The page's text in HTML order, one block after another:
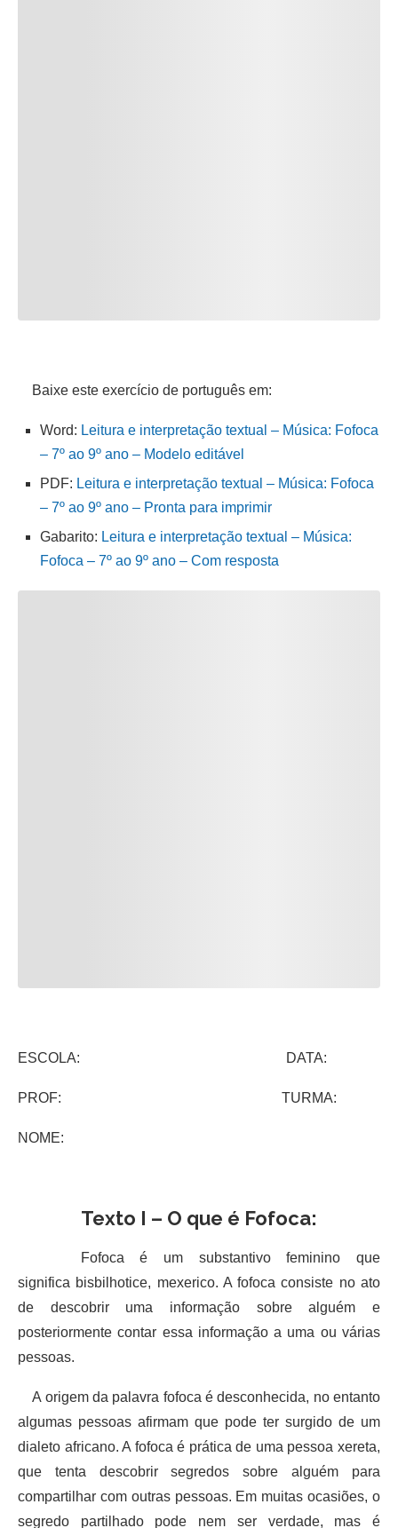
Baixe este exercício de português em:
Word: Leitura e interpretação textual – Música: Fofoca
– 7º ao 9º ano – Modelo editável
PDF: Leitura e interpretação textual – Música: Fofoca
– 7º ao 9º ano – Pronta para imprimir
Gabarito: Leitura e interpretação textual – Música:
Fofoca – 7º ao 9º ano – Com resposta
ESCOLA: DATA:
PROF: TURMA:
NOME:
Texto I – O que é Fofoca:
Fofoca é um substantivo feminino que
significa bisbilhotice, mexerico. A fofoca consiste no ato
de descobrir uma informação sobre alguém e
posteriormente contar essa informação a uma ou várias
pessoas.
A origem da palavra fofoca é desconhecida, no entanto
algumas pessoas afirmam que pode ter surgido de um
dialeto africano. A fofoca é prática de uma pessoa xereta,
que tenta descobrir segredos sobre alguém para
compartilhar com outras pessoas. Em muitas ocasiões, o
segredo partilhado pode nem ser verdade, mas é